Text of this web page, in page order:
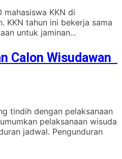
mahasiswa KKN di
KKN tahun ini bekerja sama
untuk jaminan...
Calon Wisudawan
tindih dengan pelaksanaan
pelaksanaan wisuda
jadwal. Pengunduran